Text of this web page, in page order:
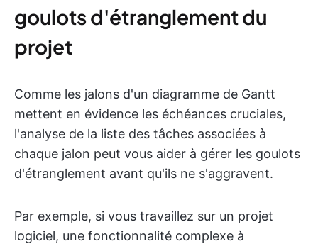
goulots d'étranglement du
projet
Comme les jalons d'un diagramme de Gantt
mettent en évidence les échéances cruciales,
l'analyse de la liste des tâches associées à
chaque jalon peut vous aider à gérer les goulots
d'étranglement avant qu'ils ne s'aggravent.
Par exemple, si vous travaillez sur un projet
logiciel, une fonctionnalité complexe à